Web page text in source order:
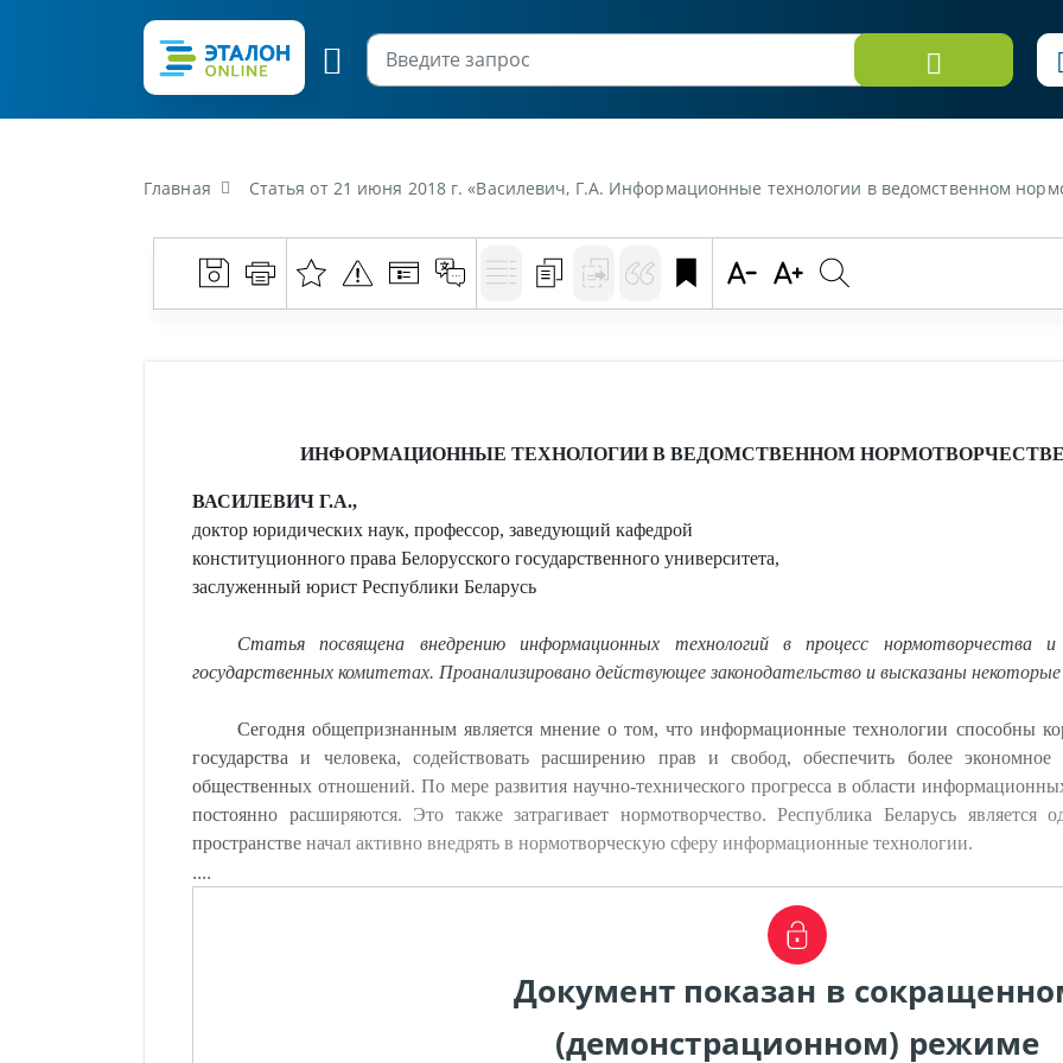
Главная Статья от 21 июня 2018 г. «Василевич, Г.А. Информационные технологии в ведомственном
ИНФОРМАЦИОННЫЕ ТЕХНОЛОГИИ В ВЕДОМСТВЕННОМ
ВАСИЛЕВИЧ Г.А.,
доктор юридических наук, профессор, заведующий кафедрой
конституционного права Белорусского государственного университета,
заслуженный юрист Республики Беларусь
Статья посвящена внедрению информационных технологий в процесс нормотворчества
государственных комитетах. Проанализировано действующее законодательство и высказаны
Сегодня общепризнанным является мнение о том, что информационные технологии способны
государства и человека, содействовать расширению прав и свобод, обеспечить более экономное
общественных отношений. По мере развития научно-технического прогресса в области
постоянно расширяются. Это также затрагивает нормотворчество. Республика Беларусь
пространстве начал активно внедрять в нормотворческую сферу информационные технологии.
....
Документ показан в
(демонстрационном) режиме